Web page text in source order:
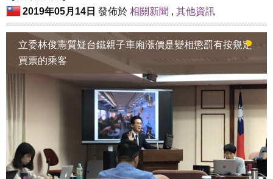
2019年05月14日 發佈於 相關新聞 , 其他資訊
立委林俊憲質疑台鐵親子車廂漲價是變相懲罰有按規定
買票的乘客
1 2